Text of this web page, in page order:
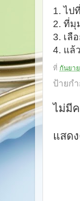
1. ไป
2. ที่มุ
3. เลื
4. แล้
ที่ กันยา
ป้ายก
ไม่มี
แสด